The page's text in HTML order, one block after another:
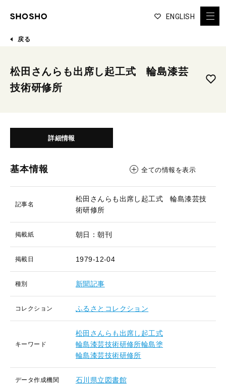
ENGLISH
戻る
松田さんらも出席し起工式 輪島漆芸
技術研修所
詳細情報
基本情報 全ての情報を表示
記事名
松田さんらも出席し起工式 輪島漆芸技
術研修所
掲載紙 朝日：朝刊
掲載日 1979-12-04
種別 新聞記事
コレクション ふるさとコレクション
キーワード
松田さんらも出席し起工式
輪島漆芸技術研修所輪島塗
輪島漆芸技術研修所
データ作成機関 石川県立図書館